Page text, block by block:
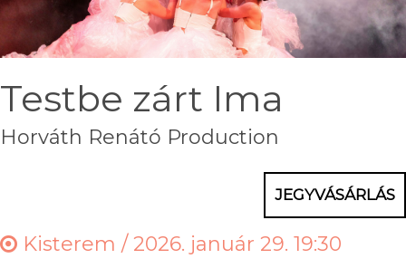
Testbe zárt Ima
Horváth Renátó Production
JEGYVÁSÁRLÁS
Kisterem /2026. január 29. 19:30